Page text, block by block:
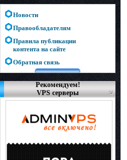
Новости
Правообладателям
Правила публикации
контента на сайте
Обратная связь
Рекомендуем!
VPS серверы